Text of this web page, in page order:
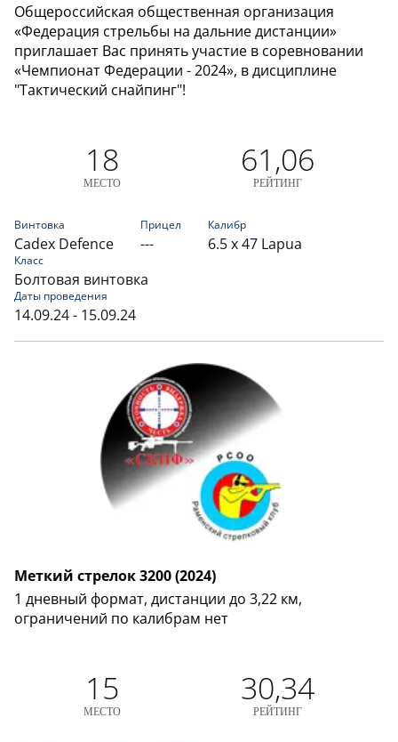
Общероссийская общественная организация
«Федерация стрельбы на дальние дистанции»
приглашает Вас принять участие в соревновании
«Чемпионат Федерации - 2024», в дисциплине
"Тактический снайпинг"!
18
МЕСТО
61,06
РЕЙТИНГ
Винтовка
Cadex Defence
Прицел
---
Калибр
6.5 x 47 Lapua
Класс
Болтовая винтовка
Даты проведения
14.09.24 - 15.09.24
Меткий стрелок 3200 (2024)
1 дневный формат, дистанции до 3,22 км,
ограничений по калибрам нет
15
МЕСТО
30,34
РЕЙТИНГ